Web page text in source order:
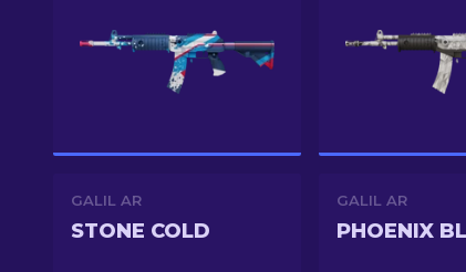
GALIL AR
STONE COLD
GALIL AR